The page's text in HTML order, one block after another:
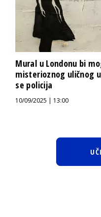
Mural u Londonu bi
misterioznog uličnog
se policija
10/09/2025 | 13:00